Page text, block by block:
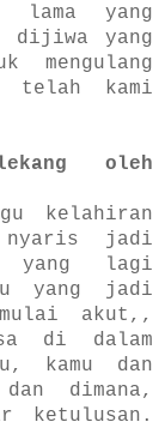
lama yang
dijiwa yang
mengulang
telah kami
oleh
kelahiran
nyaris jadi
yang lagi
yang jadi
akut,,
di dalam
kamu dan
dimana,
ketulusan.